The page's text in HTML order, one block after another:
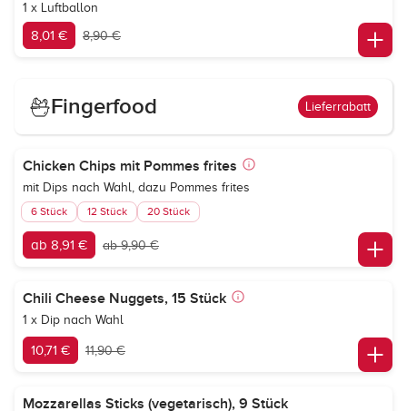
1 x Luftballon
8,01 € 8,90 €
Fingerfood Lieferrabatt
Chicken Chips mit Pommes frites
mit Dips nach Wahl, dazu Pommes frites
6 Stück 12 Stück 20 Stück
ab 8,91 € ab 9,90 €
Chili Cheese Nuggets, 15 Stück
1 x Dip nach Wahl
10,71 € 11,90 €
Mozzarellas Sticks (vegetarisch), 9 Stück